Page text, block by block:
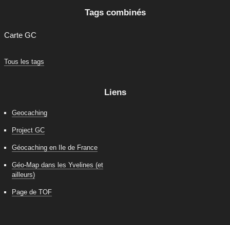
Tags combinés
Carte GC
Tous les tags
Liens
Geocaching
Project GC
Géocaching en Ile de France
Géo-Map dans les Yvelines (et
ailleurs)
Page de TOF